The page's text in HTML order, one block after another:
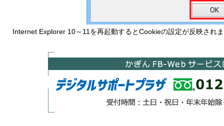
Internet Explorer 10～11を再起動するとCookieの設定が反映され